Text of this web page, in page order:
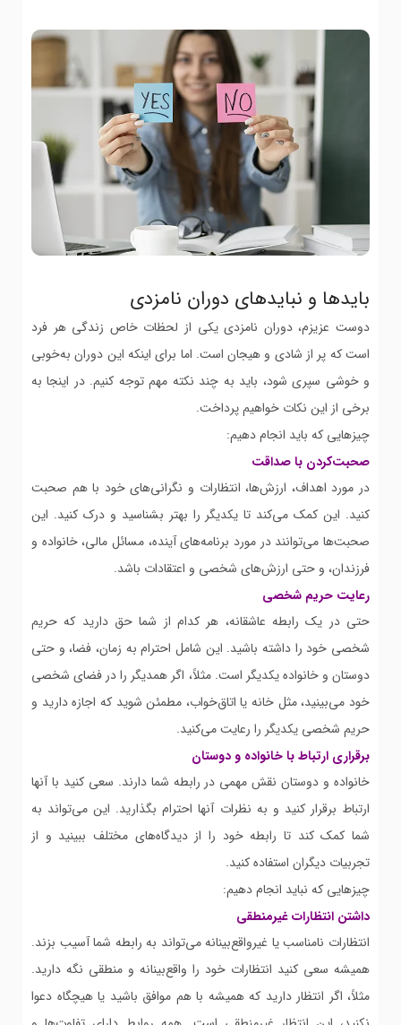
بایدها و نبایدهای دوران نامزدی
دوست عزیزم، دوران نامزدی یکی از لحظات خاص زندگی هر فرد
است که پر از شادی و هیجان است. اما برای اینکه این دوران به‌خوبی
و خوشی سپری شود، باید به چند نکته مهم توجه کنیم. در اینجا به
برخی از این نکات خواهیم پرداخت.
چیزهایی که باید انجام دهیم:
صحبت‌کردن با صداقت
در مورد اهداف، ارزش‌ها، انتظارات و نگرانی‌های خود با هم صحبت
کنید. این کمک می‌کند تا یکدیگر را بهتر بشناسید و درک کنید. این
صحبت‌ها می‌توانند در مورد برنامه‌های آینده، مسائل مالی، خانواده و
فرزندان، و حتی ارزش‌های شخصی و اعتقادات باشد.
رعایت حریم شخصی
حتی در یک رابطه عاشقانه، هر کدام از شما حق دارید که حریم
شخصی خود را داشته باشید. این شامل احترام به زمان، فضا، و حتی
دوستان و خانواده یکدیگر است. مثلاً، اگر همدیگر را در فضای شخصی
خود می‌بینید، مثل خانه یا اتاق‌خواب، مطمئن شوید که اجازه دارید و
حریم شخصی یکدیگر را رعایت می‌کنید.
برقراری ارتباط با خانواده و دوستان
خانواده و دوستان نقش مهمی در رابطه شما دارند. سعی کنید با آنها
ارتباط برقرار کنید و به نظرات آنها احترام بگذارید. این می‌تواند به
شما کمک کند تا رابطه خود را از دیدگاه‌های مختلف ببینید و از
تجربیات دیگران استفاده کنید.
چیزهایی که نباید انجام دهیم:
داشتن انتظارات غیرمنطقی
انتظارات نامناسب یا غیرواقع‌بینانه می‌تواند به رابطه شما آسیب بزند.
همیشه سعی کنید انتظارات خود را واقع‌بینانه و منطقی نگه دارید.
مثلاً، اگر انتظار دارید که همیشه با هم موافق باشید یا هیچگاه دعوا